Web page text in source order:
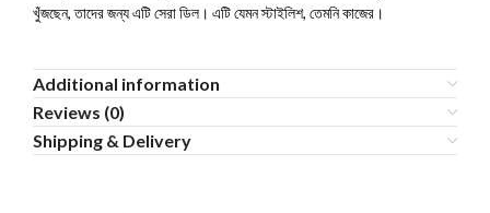
খুঁজছেন, তাদের জন্য এটি সেরা ডিল। এটি যেমন স্টাইলিশ, তেমনি কাজের।
Additional information
Reviews (0)
Shipping & Delivery